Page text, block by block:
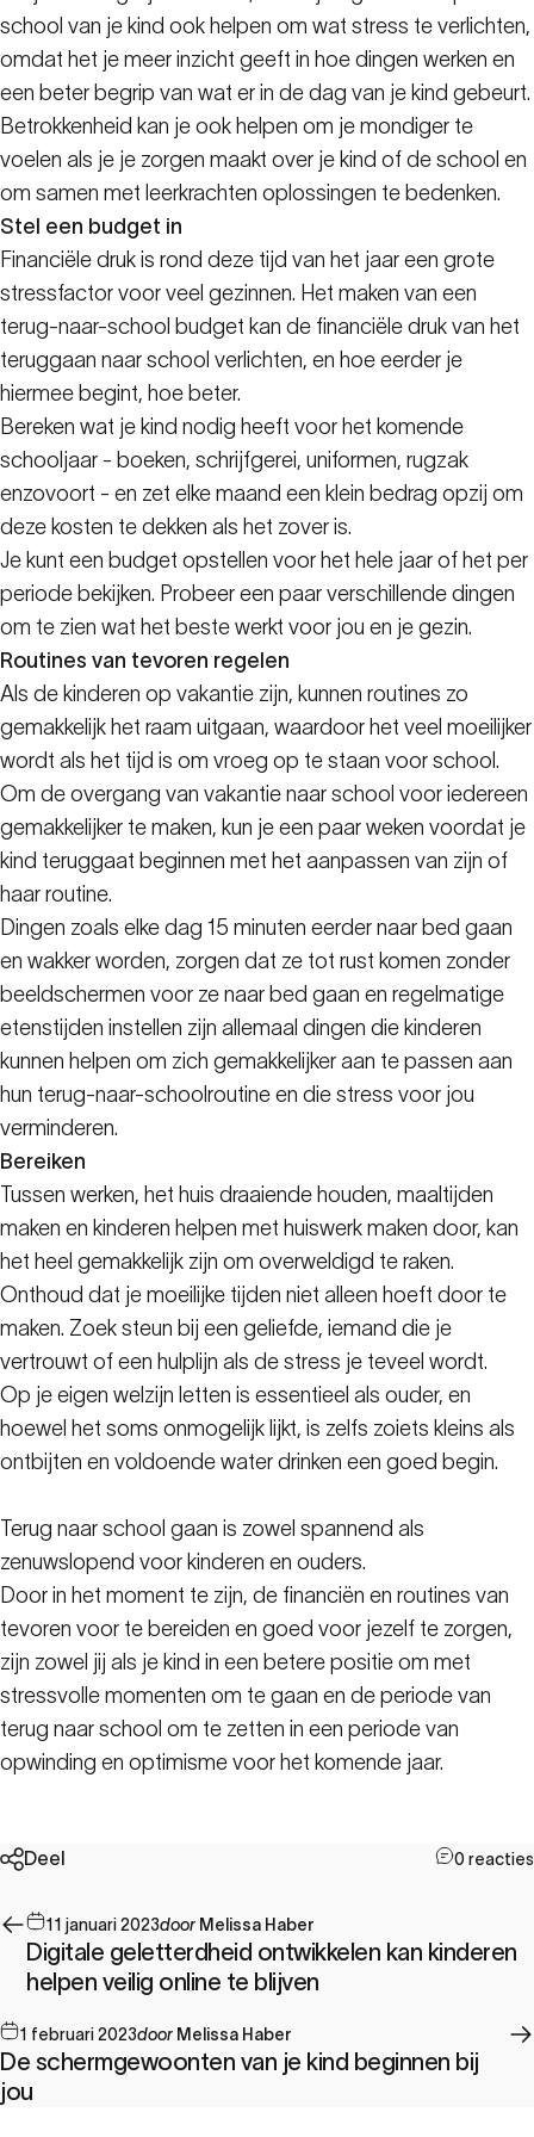
school van je kind ook helpen om wat stress te verlichten,
omdat het je meer inzicht geeft in hoe dingen werken en
een beter begrip van wat er in de dag van je kind gebeurt.
Betrokkenheid kan je ook helpen om je mondiger te
voelen als je je zorgen maakt over je kind of de school en
om samen met leerkrachten oplossingen te bedenken.
Stel een budget in
Financiële druk is rond deze tijd van het jaar een grote
stressfactor voor veel gezinnen. Het maken van een
terug-naar-school budget kan de financiële druk van het
teruggaan naar school verlichten, en hoe eerder je
hiermee begint, hoe beter.
Bereken wat je kind nodig heeft voor het komende
schooljaar - boeken, schrijfgerei, uniformen, rugzak
enzovoort - en zet elke maand een klein bedrag opzij om
deze kosten te dekken als het zover is.
Je kunt een budget opstellen voor het hele jaar of het per
periode bekijken. Probeer een paar verschillende dingen
om te zien wat het beste werkt voor jou en je gezin.
Routines van tevoren regelen
Als de kinderen op vakantie zijn, kunnen routines zo
gemakkelijk het raam uitgaan, waardoor het veel moeilijker
wordt als het tijd is om vroeg op te staan voor school.
Om de overgang van vakantie naar school voor iedereen
gemakkelijker te maken, kun je een paar weken voordat je
kind teruggaat beginnen met het aanpassen van zijn of
haar routine.
Dingen zoals elke dag 15 minuten eerder naar bed gaan
en wakker worden, zorgen dat ze tot rust komen zonder
beeldschermen voor ze naar bed gaan en regelmatige
etenstijden instellen zijn allemaal dingen die kinderen
kunnen helpen om zich gemakkelijker aan te passen aan
hun terug-naar-schoolroutine en die stress voor jou
verminderen.
Bereiken
Tussen werken, het huis draaiende houden, maaltijden
maken en kinderen helpen met huiswerk maken door, kan
het heel gemakkelijk zijn om overweldigd te raken.
Onthoud dat je moeilijke tijden niet alleen hoeft door te
maken. Zoek steun bij een geliefde, iemand die je
vertrouwt of een hulplijn als de stress je teveel wordt.
Op je eigen welzijn letten is essentieel als ouder, en
hoewel het soms onmogelijk lijkt, is zelfs zoiets kleins als
ontbijten en voldoende water drinken een goed begin.
Terug naar school gaan is zowel spannend als
zenuwslopend voor kinderen en ouders.
Door in het moment te zijn, de financiën en routines van
tevoren voor te bereiden en goed voor jezelf te zorgen,
zijn zowel jij als je kind in een betere positie om met
stressvolle momenten om te gaan en de periode van
terug naar school om te zetten in een periode van
opwinding en optimisme voor het komende jaar.
Deel 0 reacties
11 januari 2023door Melissa Haber
Digitale geletterdheid ontwikkelen kan kinderen
helpen veilig online te blijven
1 februari 2023door Melissa Haber
De schermgewoonten van je kind beginnen bij
jou